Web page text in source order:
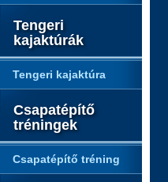
Tengeri
kajaktúrák
Tengeri kajaktúra
Csapatépítő
tréningek
Csapatépítő tréning